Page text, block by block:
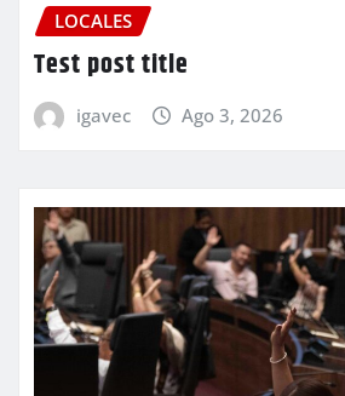
LOCALES
Test post title
igavec Ago 3, 2026